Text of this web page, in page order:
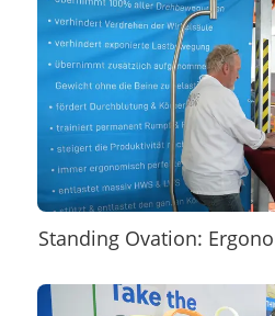
Standing Ovation: